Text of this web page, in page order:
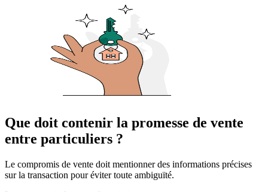
Que doit contenir la promesse de vente
entre particuliers ?
Le compromis de vente doit mentionner des informations précises
sur la transaction pour éviter toute ambiguïté.